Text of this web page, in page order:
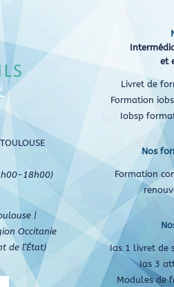
18h00)
|
Occitanie
de l’État)
et
Livret de
Formation
Iobsp
Nos
Formation
Ias 1 livret de
Ias 3
Modules de